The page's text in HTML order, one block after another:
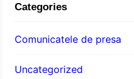
Categories
Comunicatele de presa
Uncategorized